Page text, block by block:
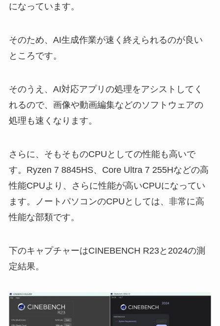
になっています。
そのため、AI生成作業が速く終えられるのが良い
ところです。
そのうえ、AI対応アプリの処理をアシストしてく
れるので、画像や動画編集などのソフトウェアの
処理も速くなります。
さらに、そもそものCPUとしての性能も高いで
す。Ryzen 7 8845HS、Core Ultra 7 255Hなどの高
性能CPUより、さらに性能が高いCPUになってい
ます。ノートパソコンのCPUとしては、非常に高
性能な部類です。
下のキャプチャーはCINEBENCH R23と2024の測
定結果。